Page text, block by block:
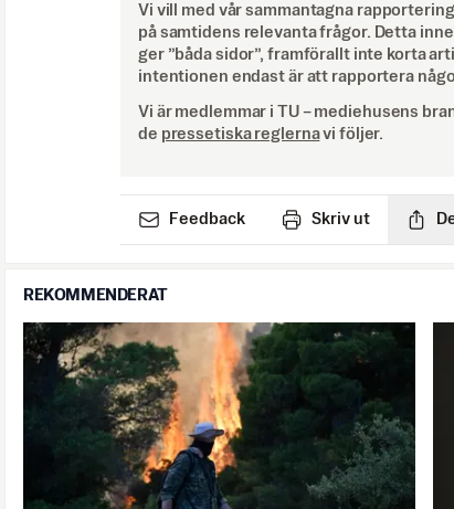
Vi vill med vår sammantagna
på samtidens relevanta frågor. Detta
ger ”båda sidor”, framförallt inte korta
intentionen endast är att rapportera
Vi är medlemmar i TU – mediehusens
de pressetiska reglernavi följer.
Feedback Skriv ut
REKOMMENDERAT